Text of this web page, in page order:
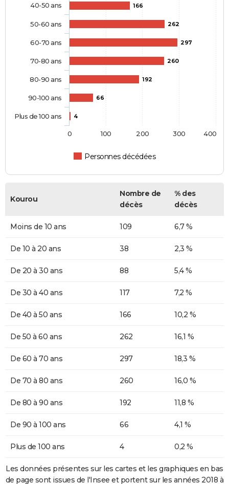
166
262
297
260
192
66
4
Personnes décédées
40-50 ans
50-60 ans
60-70 ans
70-80 ans
80-90 ans
90-100 ans
Plus de 100 ans
0 100 200 300 400
Kourou
Nombre de
décès
% des
décès
Moins de 10 ans 109 6,7 %
De 10 à 20 ans 38 2,3 %
De 20 à 30 ans 88 5,4 %
De 30 à 40 ans 117 7,2 %
De 40 à 50 ans 166 10,2 %
De 50 à 60 ans 262 16,1 %
De 60 à 70 ans 297 18,3 %
De 70 à 80 ans 260 16,0 %
De 80 à 90 ans 192 11,8 %
De 90 à 100 ans 66 4,1 %
Plus de 100 ans 4 0,2 %
Les données présentes sur les cartes et les graphiques en bas
de page sont issues de l'Insee et portent sur les années 2018 à